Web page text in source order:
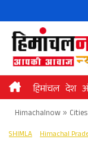
to
content
हिमांचल देश
Himachalnow» Cities
SHIMLA Himachal